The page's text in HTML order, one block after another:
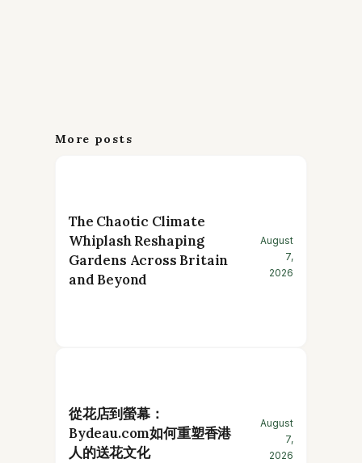
More posts
The Chaotic Climate
Whiplash Reshaping
Gardens Across Britain
and Beyond
August
7,
2026
從花店到螢幕：
Bydeau.com如何重塑香港
人的送花文化
August
7,
2026